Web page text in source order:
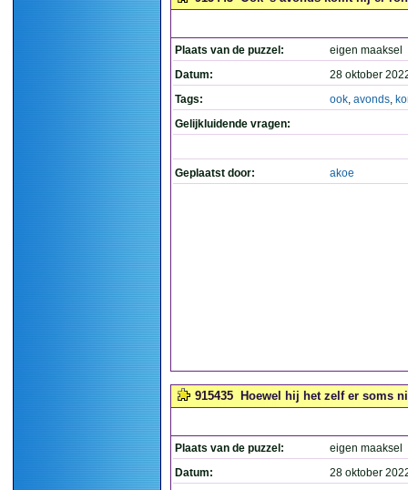
Plaats van de puzzel:
eigen maaksel
Datum:
28 oktober
Tags:
ook, avonds,
Gelijkluidende vragen:
Geplaatst door: akoe
915435 Hoewel hij het zelf er soms
Plaats van de puzzel:
eigen maaksel
Datum:
28 oktober